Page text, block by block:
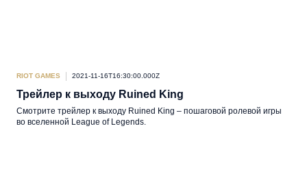
RIOT GAMES 2021-11-16T16:30:00.000Z
Трейлер к выходу Ruined King
Смотрите трейлер к выходу Ruined King – пошаговой ролевой игры
во вселенной League of Legends.